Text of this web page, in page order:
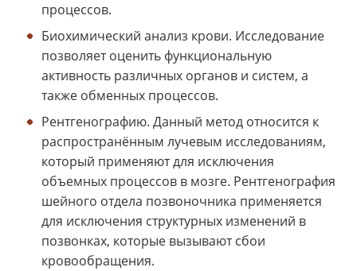
процессов.
Биохимический анализ крови. Исследование
позволяет оценить функциональную
активность различных органов и систем, а
также обменных процессов.
Рентгенографию. Данный метод относится к
распространённым лучевым исследованиям,
который применяют для исключения
объемных процессов в мозге. Рентгенография
шейного отдела позвоночника применяется
для исключения структурных изменений в
позвонках, которые вызывают сбои
кровообращения.